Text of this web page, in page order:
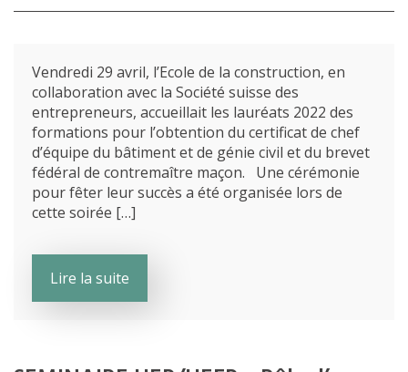
Vendredi 29 avril, l’Ecole de la construction, en
collaboration avec la Société suisse des
entrepreneurs, accueillait les lauréats 2022 des
formations pour l’obtention du certificat de chef
d’équipe du bâtiment et de génie civil et du brevet
fédéral de contremaître maçon. Une cérémonie
pour fêter leur succès a été organisée lors de
cette soirée […]
Lire la suite